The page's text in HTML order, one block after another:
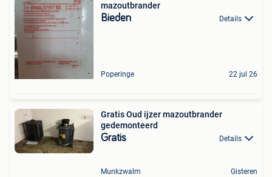
mazoutbrander
Bieden Details
Poperinge 22 jul 26
Gratis Oud ijzer mazoutbrander
gedemonteerd
Gratis Details
Munkzwalm Gisteren